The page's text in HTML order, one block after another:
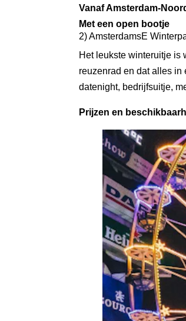
Vanaf Amsterdam-
Met een open bootje
2) AmsterdamsE
Het leukste winteruitje is
reuzenrad en dat alles in
datenight, bedrijfsuitje,
Prijzen en